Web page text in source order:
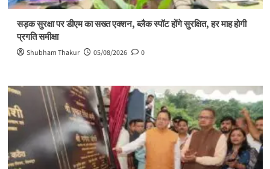
सड़क सुरक्षा पर डीएम का सख्त एक्शन, ब्लैक स्पॉट होंगे सुरक्षित, हर माह होगी
प्रगति समीक्षा
Shubham Thakur 05/08/2026 0